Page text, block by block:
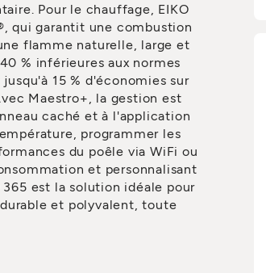
Pour le chauffage, EIKO
qui garantit une combustion
flamme naturelle, large et
% inférieures aux normes
15 % d'économies sur
Maestro+, la gestion est
caché et à l'application
programmer les
du poêle via WiFi ou
et personnalisant
est la solution idéale pour
et polyvalent, toute